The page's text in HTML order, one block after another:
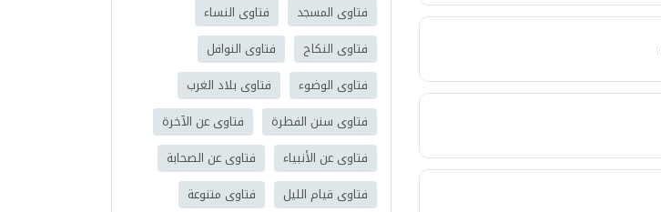
فتاوى المسجد
فتاوى النساء
فتاوى النكاح
فتاوى النوافل
فتاوى الوضوء
فتاوى بلاد الغرب
فتاوى سنن الفطرة
فتاوى عن الآخرة
فتاوى عن الأنبياء
فتاوى عن الصحابة
فتاوى قيام الليل
فتاوى متنوعة